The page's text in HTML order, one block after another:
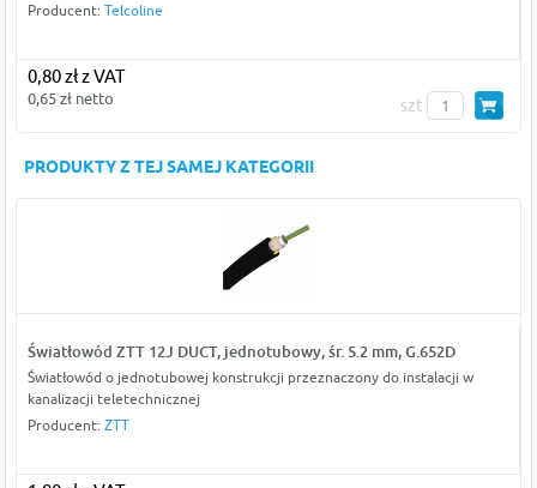
Producent: Telcoline
0,80 zł z VAT
0,65 zł netto szt
PRODUKTY Z TEJ SAMEJ KATEGORII
Światłowód ZTT 12J DUCT, jednotubowy, śr. 5.2 mm, G.652D
Światłowód o jednotubowej konstrukcji przeznaczony do instalacji w
kanalizacji teletechnicznej
Producent: ZTT